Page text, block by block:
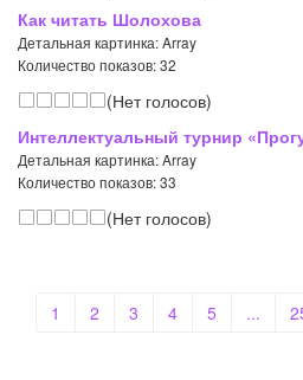
Как читать Шолохова
Детальная картинка: Array
Количество показов: 32
(Нет голосов)
Интеллектуальный турнир
Детальная картинка: Array
Количество показов: 33
(Нет голосов)
1 2 3 4 5 ...